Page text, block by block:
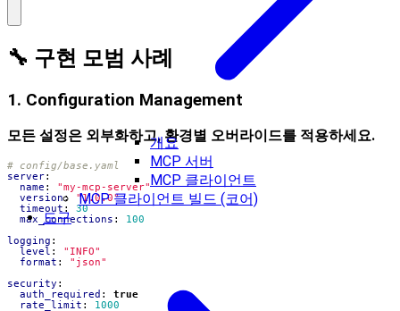
개요
MCP 서버
MCP 클라이언트
MCP 클라이언트 빌드 (코어)
도구
🔧 구현 모범 사례
1. Configuration Management
모든 설정은 외부화하고, 환경별 오버라이드를 적용하세요.
# config/base.yaml
server:
name :
"my-mcp-server"
version:
"1.0.0"
timeout :
30
max_connections :
100
logging :
level :
"INFO"
format :
"json"
security :
auth_required :
true
rate_limit :
1000